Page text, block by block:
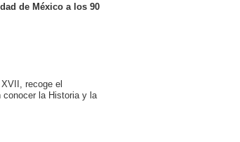
de México a los 90
recoge el
conocer la Historia y la